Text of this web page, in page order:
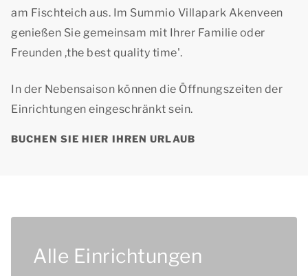
am Fischteich aus. Im Summio Villapark Akenveen
genießen Sie gemeinsam mit Ihrer Familie oder
Freunden ,the best quality time'.
In der Nebensaison können die Öffnungszeiten der
Einrichtungen eingeschränkt sein.
BUCHEN SIE HIER IHREN URLAUB
Alle Einrichtungen